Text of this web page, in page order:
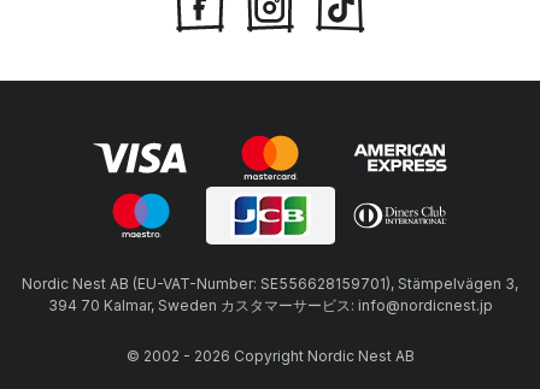
Nordic Nest AB (EU-VAT-Number: SE556628159701), Stämpelvägen 3,
394 70 Kalmar, Sweden カスタマーサービス: info@nordicnest.jp
© 2002 - 2026 Copyright Nordic Nest AB